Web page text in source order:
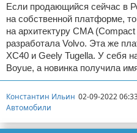
Если продающийся сейчас в
на собственной платформе,
на архитектуру CMA
разработала Volvo. Эта же
XC40 и Geely Tugella. У себя
Boyue, а новинка получила
Константин Ильин 02-09-2022
Автомобили